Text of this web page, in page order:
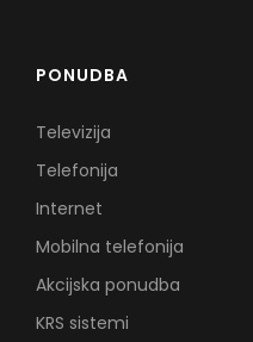
PONUDBA
Televizija
Telefonija
Internet
Mobilna telefonija
Akcijska ponudba
KRS sistemi